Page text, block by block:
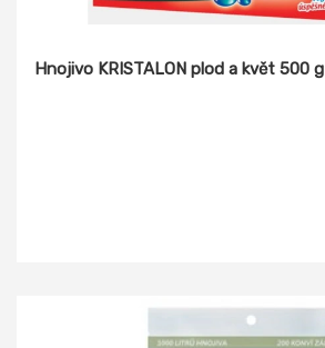
Hnojivo KRISTALON plod a květ 500 g